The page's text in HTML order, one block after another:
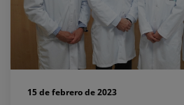
15 de febrero de 2023